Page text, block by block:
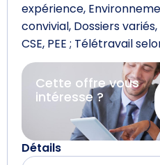
expérience,
convivial, Dossiers
CSE, PEE ; Télétravail
Cette offre vous
intéresse ?
Détails